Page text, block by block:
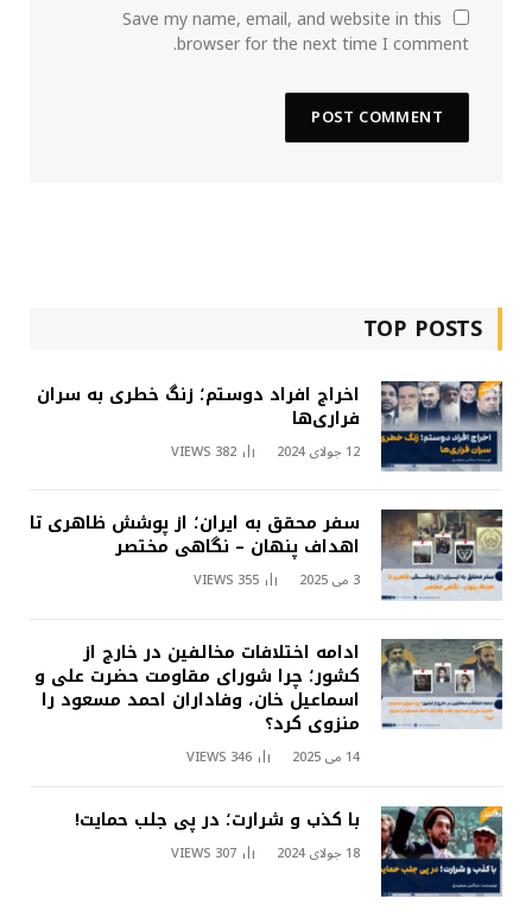
Save my name, email, and website in this
browser for the next time I comment.
TOP POSTS
اخراج افراد دوستم؛ زنگ خطری به سران
فراری‌ها
12 جولای 2024 382
VIEWS
سفر محقق به ایران؛ از پوشش ظاهری تا
اهداف پنهان – نگاهی مختصر
3 می 2025 355
VIEWS
ادامه اختلافات مخالفین در خارج از
کشور؛ چرا شورای مقاومت حضرت علی و
اسماعیل خان، وفاداران احمد مسعود را
منزوی کرد؟
14 می 2025 346
VIEWS
با کذب و شرارت؛ در پی جلب حمایت!
18 جولای 2024 307
VIEWS